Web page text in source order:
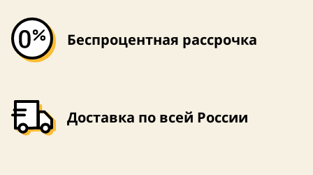
Беспроцентная рассрочка
Доставка по всей России